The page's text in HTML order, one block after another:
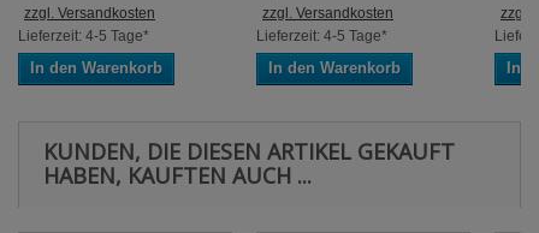
zzgl. Versandkosten
Lieferzeit: 4-5 Tage*
In den Warenkorb
zzgl. Versandkosten
Lieferzeit: 4-5 Tage*
In den Warenkorb
zzgl.
In
KUNDEN, DIE DIESEN ARTIKEL GEKAUFT
HABEN, KAUFTEN AUCH ...